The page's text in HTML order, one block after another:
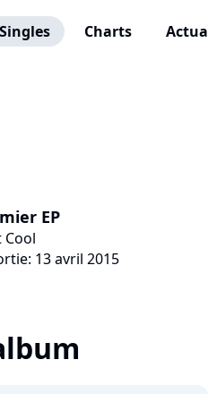
Charts
EP
Cool
13 avril 2015